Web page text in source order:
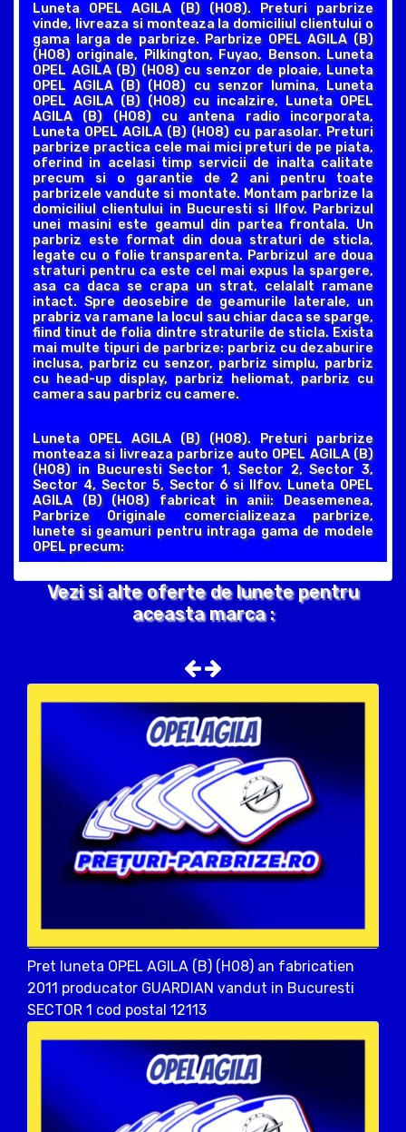
Luneta OPEL AGILA (B) (H08). Preturi parbrize
vinde, livreaza si monteaza la domiciliul clientului o
gama larga de parbrize. Parbrize OPEL AGILA (B)
(H08) originale, Pilkington, Fuyao, Benson. Luneta
OPEL AGILA (B) (H08) cu senzor de ploaie, Luneta
OPEL AGILA (B) (H08) cu senzor lumina, Luneta
OPEL AGILA (B) (H08) cu incalzire, Luneta OPEL
AGILA (B) (H08) cu antena radio incorporata,
Luneta OPEL AGILA (B) (H08) cu parasolar. Preturi
parbrize practica cele mai mici preturi de pe piata,
oferind in acelasi timp servicii de inalta calitate
precum si o garantie de 2 ani pentru toate
parbrizele vandute si montate. Montam parbrize la
domiciliul clientului in Bucuresti si Ilfov. Parbrizul
unei masini este geamul din partea frontala. Un
parbriz este format din doua straturi de sticla,
legate cu o folie transparenta. Parbrizul are doua
straturi pentru ca este cel mai expus la spargere,
asa ca daca se crapa un strat, celalalt ramane
intact. Spre deosebire de geamurile laterale, un
prabriz va ramane la locul sau chiar daca se sparge,
fiind tinut de folia dintre straturile de sticla. Exista
mai multe tipuri de parbrize: parbriz cu dezaburire
inclusa, parbriz cu senzor, parbriz simplu, parbriz
cu head-up display, parbriz heliomat, parbriz cu
camera sau parbriz cu camere.
Luneta OPEL AGILA (B) (H08). Preturi parbrize
monteaza si livreaza parbrize auto OPEL AGILA (B)
(H08) in Bucuresti Sector 1, Sector 2, Sector 3,
Sector 4, Sector 5, Sector 6 si Ilfov. Luneta OPEL
AGILA (B) (H08) fabricat in anii: Deasemenea,
Parbrize Originale comercializeaza parbrize,
lunete si geamuri pentru intraga gama de modele
OPEL precum:
Vezi si alte oferte de lunete pentru
aceasta marca :
Pret luneta OPEL AGILA (B) (H08) an fabricatien
2011 producator GUARDIAN vandut in Bucuresti
SECTOR 1 cod postal 12113